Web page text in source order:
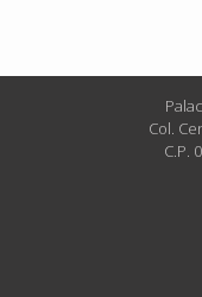
Col.
C.P.